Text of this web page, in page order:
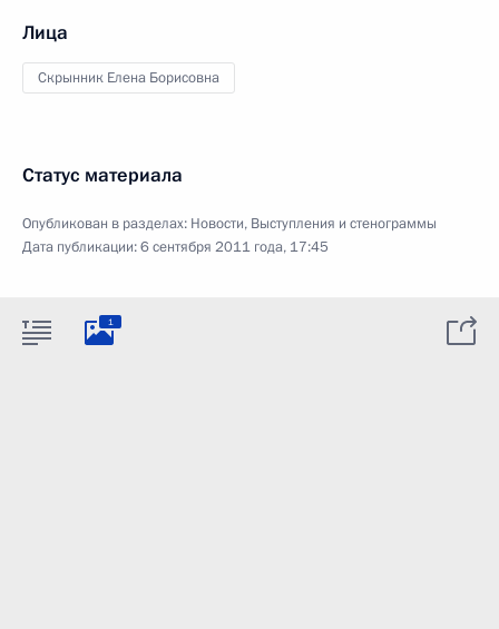
Лица
Скрынник Елена Борисовна
Статус материала
Опубликован в разделах: Новости, Выступления и стенограммы
Дата публикации:6 сентября 2011 года, 17:45
1